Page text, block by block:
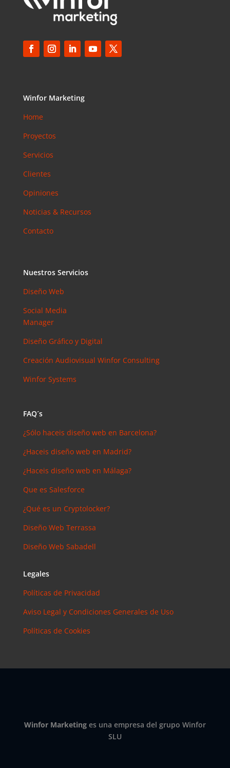
Winfor Marketing
Home
Proyectos
Servicios
Clientes
Opiniones
Noticias & Recursos
Contacto
Nuestros Servicios
Diseño Web
Social Media
Manager
Diseño Gráfico y Digital
Creación Audiovisual Winfor Consulting
Winfor Systems
FAQ´s
¿Sólo haceis diseño web en Barcelona?
¿Haceis diseño web en Madrid?
¿Haceis diseño web en Málaga?
Que es Salesforce
¿Qué es un Cryptolocker?
Diseño Web Terrassa
Diseño Web Sabadell
Legales
Políticas de Privacidad
Aviso Legal y Condiciones Generales de Uso
Políticas de Cookies
Winfor Marketinges una empresa del grupo Winfor
SLU